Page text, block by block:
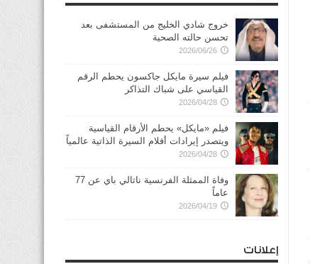
خروج شادي الخليج من المستشفى بعد
تحسن حالته الصحية
2026/06/26
فيلم سيرة مايكل جاكسون يحطم الرقم
القياسي على شباك التذاكر
2026/04/28
فيلم «مايكل» يحطم الأرقام القياسية
ويتصدر إيرادات أفلام السيرة الذاتية عالمياً
2026/04/28
وفاة الممثلة الفرنسية ناتالي باي عن 77
عاماً
2026/04/19
إعلانات